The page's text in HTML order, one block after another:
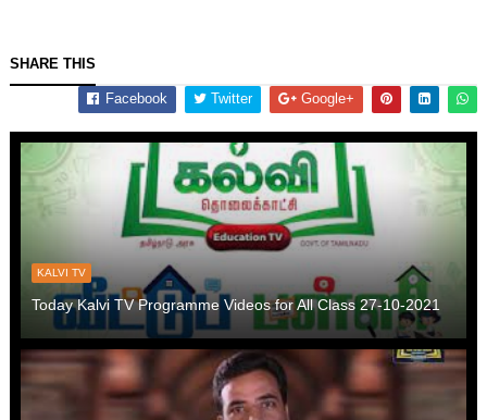
SHARE THIS
Facebook Twitter Google+
KALVI TV
Today Kalvi TV Programme Videos for All Class 27-10-2021